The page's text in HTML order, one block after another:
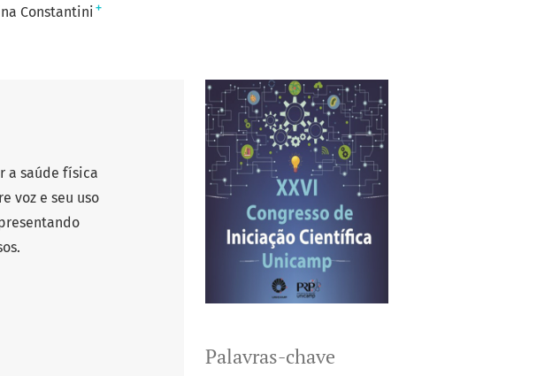
Constantini +
Palavras-chave
a saúde física
voz e seu uso